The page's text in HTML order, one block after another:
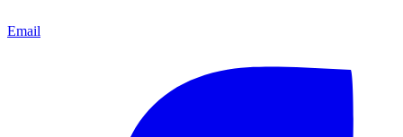
Email